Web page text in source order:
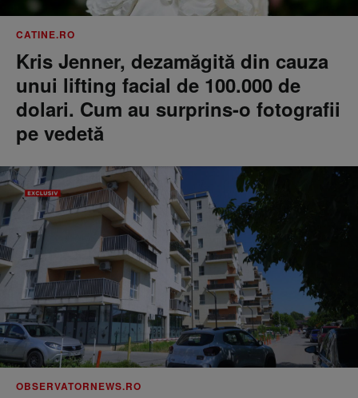
CATINE.RO
Kris Jenner, dezamăgită din cauza
unui lifting facial de 100.000 de
dolari. Cum au surprins-o fotografii
pe vedetă
OBSERVATORNEWS.RO